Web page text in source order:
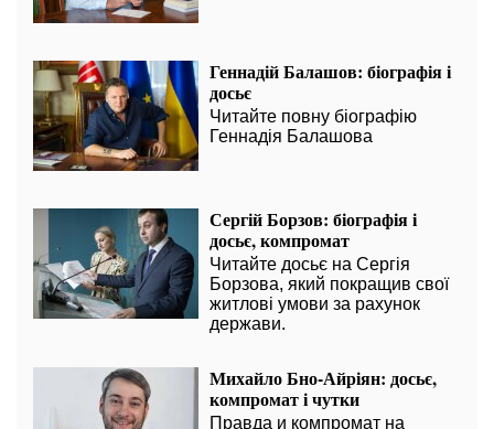
Геннадій Балашов: біографія і
досьє
Читайте повну біографію
Геннадія Балашова
Сергій Борзов: біографія і
досьє, компромат
Читайте досьє на Сергія
Борзова, який покращив свої
житлові умови за рахунок
держави.
Михайло Бно-Айріян: досьє,
компромат і чутки
Правда и компромат на